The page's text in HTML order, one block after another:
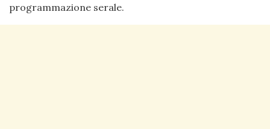
programmazione serale.